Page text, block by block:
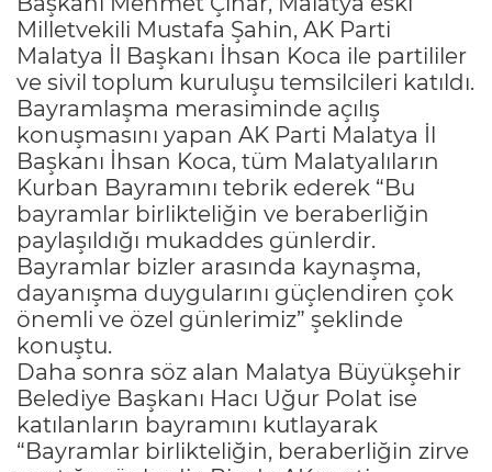
Milletvekili Mustafa Şahin, AK Parti
Malatya İl Başkanı İhsan Koca ile partililer
ve sivil toplum kuruluşu temsilcileri katıldı.
Bayramlaşma merasiminde açılış
konuşmasını yapan AK Parti Malatya İl
Başkanı İhsan Koca, tüm Malatyalıların
Kurban Bayramını tebrik ederek “Bu
bayramlar birlikteliğin ve beraberliğin
paylaşıldığı mukaddes günlerdir.
Bayramlar bizler arasında kaynaşma,
dayanışma duygularını güçlendiren çok
önemli ve özel günlerimiz” şeklinde
konuştu.
Daha sonra söz alan Malatya Büyükşehir
Belediye Başkanı Hacı Uğur Polat ise
katılanların bayramını kutlayarak
“Bayramlar birlikteliğin, beraberliğin zirve